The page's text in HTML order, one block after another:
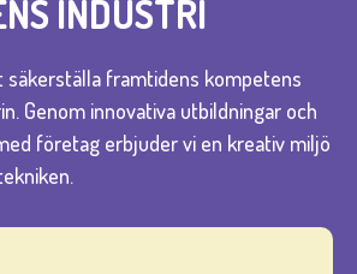
arrow_forward
Kontakta oss
INDUSTRI
säkerställa framtidens kompetens
Genom innovativa utbildningar och
företag erbjuder vi en kreativ miljö